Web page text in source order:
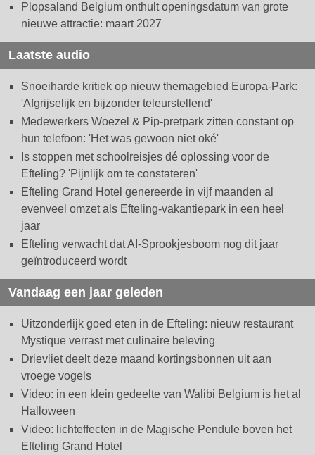
Plopsaland Belgium onthult openingsdatum van grote
nieuwe attractie: maart 2027
Laatste audio
Snoeiharde kritiek op nieuw themagebied Europa-Park:
'Afgrijselijk en bijzonder teleurstellend'
Medewerkers Woezel & Pip-pretpark zitten constant op
hun telefoon: 'Het was gewoon niet oké'
Is stoppen met schoolreisjes dé oplossing voor de
Efteling? 'Pijnlijk om te constateren'
Efteling Grand Hotel genereerde in vijf maanden al
evenveel omzet als Efteling-vakantiepark in een heel
jaar
Efteling verwacht dat AI-Sprookjesboom nog dit jaar
geïntroduceerd wordt
Vandaag een jaar geleden
Uitzonderlijk goed eten in de Efteling: nieuw restaurant
Mystique verrast met culinaire beleving
Drievliet deelt deze maand kortingsbonnen uit aan
vroege vogels
Video: in een klein gedeelte van Walibi Belgium is het al
Halloween
Video: lichteffecten in de Magische Pendule boven het
Efteling Grand Hotel